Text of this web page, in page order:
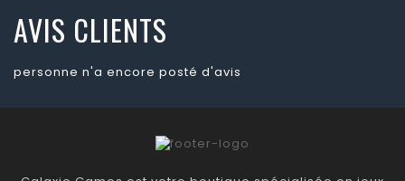
AVIS CLIENTS
personne n'a encore posté d'avis